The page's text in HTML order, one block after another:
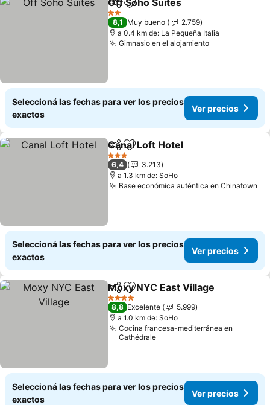
CompartirAñadir a favoritos
Off Soho Suites
2 Estrellas
8,1 Muy bueno
2.759
a 0.4 km de: La Pequeña Italia
Gimnasio en el alojamientoVer precios
Seleccioná las fechas para ver los precios
exactos
Ver precios
CompartirAñadir a favoritos
Canal Loft Hotel
3 Estrellas
6,4
3.213
a 1.3 km de: SoHo
Base económica auténtica en Chinatown
Seleccioná las fechas para ver los precios
exactos
Ver precios
CompartirAñadir a favoritos
Moxy NYC East Village
4 Estrellas
8,8 Excelente
5.999
a 1.0 km de: SoHo
Cocina francesa-mediterránea en
Cathédrale
Seleccioná las fechas para ver los precios
exactos
Ver precios